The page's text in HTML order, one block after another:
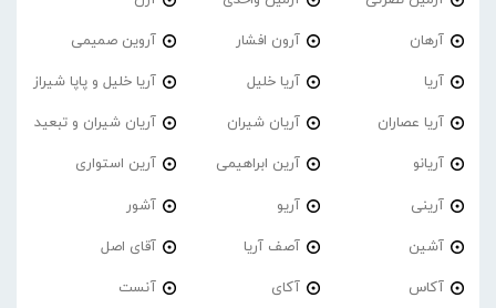
آرهان آرون افشار آروین صمیمی
آریا آریا خلیل آریا خلیل و پاپا شیراز
آریا عصاران آریان شیران آریان شیران و تبعید
آریانو آرین ابراهیمی آرین استواری
آرینی آریو آشور
آشین آصف آریا آقای اصل
آکاس آکای آنست